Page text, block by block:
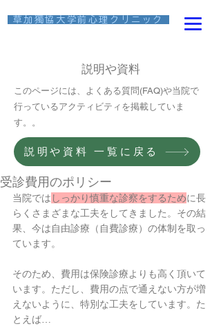
​ 草加獨協大学前心理クリニック
説明や資料
このページには、よくある質問(FAQ)や当院で
行っているアクティビティ​を掲載していま
す。 。
説明や資料 一覧に戻る
受診費用のポリシー
当院では しっかり慎重な診察をするために長
らくさまざまな工夫をしてきました。その結
果、今は自由診療（自費診療）の体制を取っ
ています。
そのため、費用は保険診療よりも高く頂いて
います。ただし、費用の点で通えない方が増
えないように、特別な工夫をしています。た
とえば…